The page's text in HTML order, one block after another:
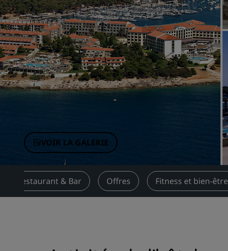
Marques affiliées en Chine
VOIR LA GALERIE
Restaurant & Bar Offres Fitness et bien-être